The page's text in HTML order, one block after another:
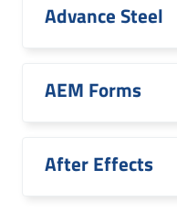
Advance Steel
AEM Forms
After Effects